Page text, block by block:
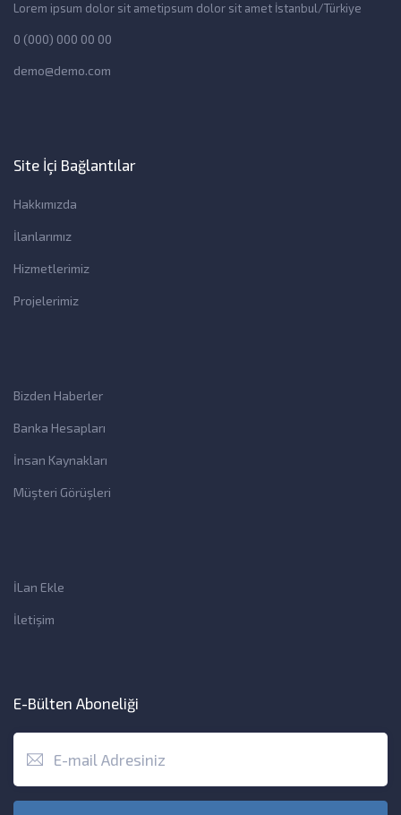
Lorem ipsum dolor sit ametipsum dolor sit amet İstanbul/Türkiye
0 (000) 000 00 00
demo@demo.com
Site İçi Bağlantılar
Hakkımızda
İlanlarımız
Hizmetlerimiz
Projelerimiz
Bizden Haberler
Banka Hesapları
İnsan Kaynakları
Müşteri Görüşleri
İLan Ekle
İletişim
E-Bülten Aboneliği